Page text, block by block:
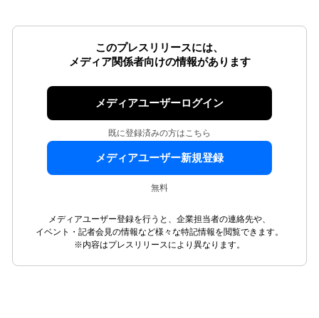
このプレスリリースには、
メディア関係者向けの情報があります
メディアユーザーログイン
既に登録済みの方はこちら
メディアユーザー新規登録
無料
メディアユーザー登録を行うと、企業担当者の連絡先や、
イベント・記者会見の情報など様々な特記情報を閲覧できます。
※内容はプレスリリースにより異なります。